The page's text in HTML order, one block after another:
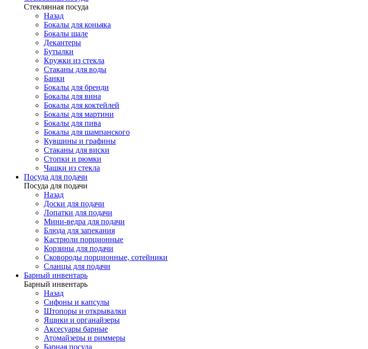
Стеклянная посуда
Назад
Бокалы для коньяка
Бокалы шале
Декантеры
Бутылки
Кружки из стекла
Стаканы для воды
Банки
Бокалы для бренди
Бокалы для вина
Бокалы для коктейлей
Бокалы для мартини
Бокалы для пива
Бокалы для шампанского
Кувшины и графины
Стаканы для виски
Стопки и рюмки
Чашки из стекла
Посуда для подачи
Посуда для подачи
Назад
Доски для подачи
Лопатки для подачи
Мини-ведра для подачи
Блюда для запекания
Кастрюли порционные
Корзины для подачи
Сковороды порционные, сотейники
Сланцы для подачи
Барный инвентарь
Барный инвентарь
Назад
Сифоны и капсулы
Штопоры и открывалки
Ящики и органайзеры
Аксесуары барные
Атомайзеры и риммеры
Барная посуда